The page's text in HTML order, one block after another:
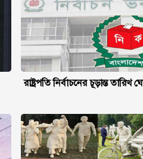
রাষ্ট্রপতি নির্বাচনের চূড়ান্ত তারিখ